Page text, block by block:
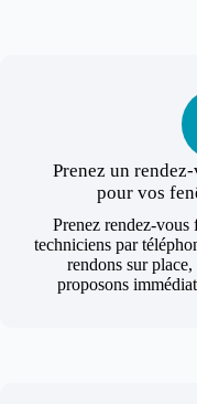
Prenez un
pour vos
Prenez rendez-
techniciens par
rendons sur
proposons